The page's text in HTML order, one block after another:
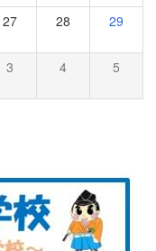
27 28 29
3 4 5